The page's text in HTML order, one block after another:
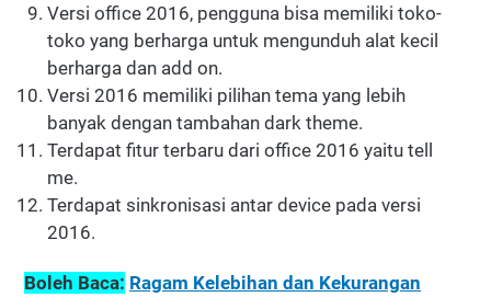
Versi office 2016, pengguna bisa memiliki toko-
toko yang berharga untuk mengunduh alat kecil
berharga dan add on.
Versi 2016 memiliki pilihan tema yang lebih
banyak dengan tambahan dark theme.
Terdapat fitur terbaru dari office 2016 yaitu tell
me.
Terdapat sinkronisasi antar device pada versi
2016.
Boleh Baca: Ragam Kelebihan dan Kekurangan